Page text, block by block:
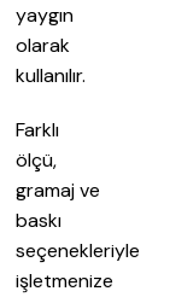
yaygın
olarak
kullanılır.
Farklı
ölçü,
gramaj ve
baskı
seçenekleriyle
işletmenize